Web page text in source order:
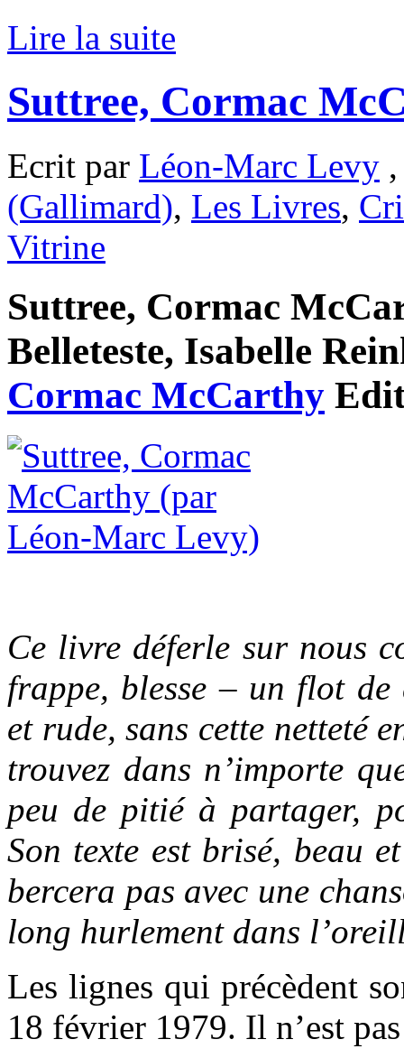
Lire la suite
Suttree, Cormac
Ecrit par Léon-Marc Levy
(Gallimard), Les Livres,
Vitrine
Suttree, Cormac
Belleteste, Isabelle
Cormac McCarthy
Ce livre déferle sur nous
frappe, blesse – un flot
et rude, sans cette netteté
trouvez dans n’importe
peu de pitié à partager,
Son texte est brisé, beau
bercera pas avec une
long hurlement dans
Les lignes qui précèdent
18 février 1979. Il n’est